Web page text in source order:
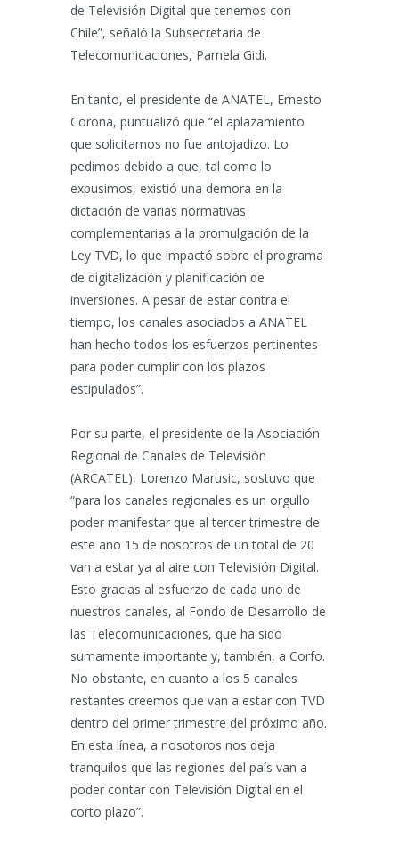
de Televisión Digital que tenemos con
Chile”, señaló la Subsecretaria de
Telecomunicaciones, Pamela Gidi.
En tanto, el presidente de ANATEL, Ernesto
Corona, puntualizó que “el aplazamiento
que solicitamos no fue antojadizo. Lo
pedimos debido a que, tal como lo
expusimos, existió una demora en la
dictación de varias normativas
complementarias a la promulgación de la
Ley TVD, lo que impactó sobre el programa
de digitalización y planificación de
inversiones. A pesar de estar contra el
tiempo, los canales asociados a ANATEL
han hecho todos los esfuerzos pertinentes
para poder cumplir con los plazos
estipulados”.
Por su parte, el presidente de la Asociación
Regional de Canales de Televisión
(ARCATEL), Lorenzo Marusic, sostuvo que
“para los canales regionales es un orgullo
poder manifestar que al tercer trimestre de
este año 15 de nosotros de un total de 20
van a estar ya al aire con Televisión Digital.
Esto gracias al esfuerzo de cada uno de
nuestros canales, al Fondo de Desarrollo de
las Telecomunicaciones, que ha sido
sumamente importante y, también, a Corfo.
No obstante, en cuanto a los 5 canales
restantes creemos que van a estar con TVD
dentro del primer trimestre del próximo año.
En esta línea, a nosotoros nos deja
tranquilos que las regiones del país van a
poder contar con Televisión Digital en el
corto plazo”.